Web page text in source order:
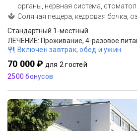
органы, нервная система,
Соляная пещера, кедровая бочка,
Стандартный 1-местный
Включен завтрак, обед и ужин
70 000 ₽ для 2 гостей
2500 бонусов